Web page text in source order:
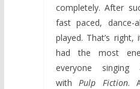
completely. After
fast paced, dance-
played. That’s right,
had the most
everyone
with Pulp Fiction.